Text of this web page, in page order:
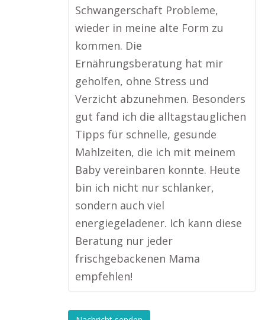
Schwangerschaft Probleme,
wieder in meine alte Form zu
kommen. Die
Ernährungsberatung hat mir
geholfen, ohne Stress und
Verzicht abzunehmen. Besonders
gut fand ich die alltagstauglichen
Tipps für schnelle, gesunde
Mahlzeiten, die ich mit meinem
Baby vereinbaren konnte. Heute
bin ich nicht nur schlanker,
sondern auch viel
energiegeladener. Ich kann diese
Beratung nur jeder
frischgebackenen Mama
empfehlen!